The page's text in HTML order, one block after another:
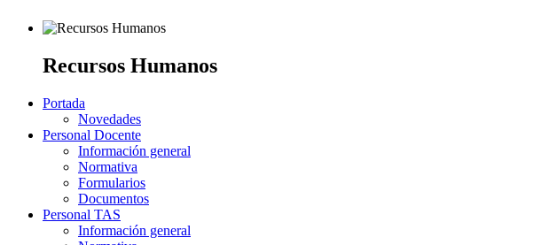
Recursos Humanos
Portada
Novedades
Personal Docente
Información general
Normativa
Formularios
Documentos
Personal TAS
Información general